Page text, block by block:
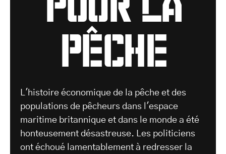
pêche
L'histoire économique de la pêche et des
populations de pêcheurs dans l'espace
maritime britannique et dans le monde a été
honteusement désastreuse. Les politiciens
ont échoué lamentablement à redresser la